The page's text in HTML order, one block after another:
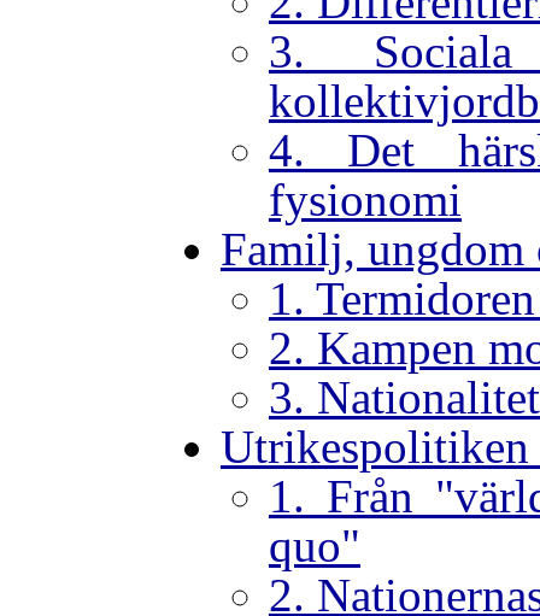
3. Sociala
4. Det
fysionomi
Familj,
1.
2. Kampen
3.
Utrikespolitiken
1. Från
quo"
2.